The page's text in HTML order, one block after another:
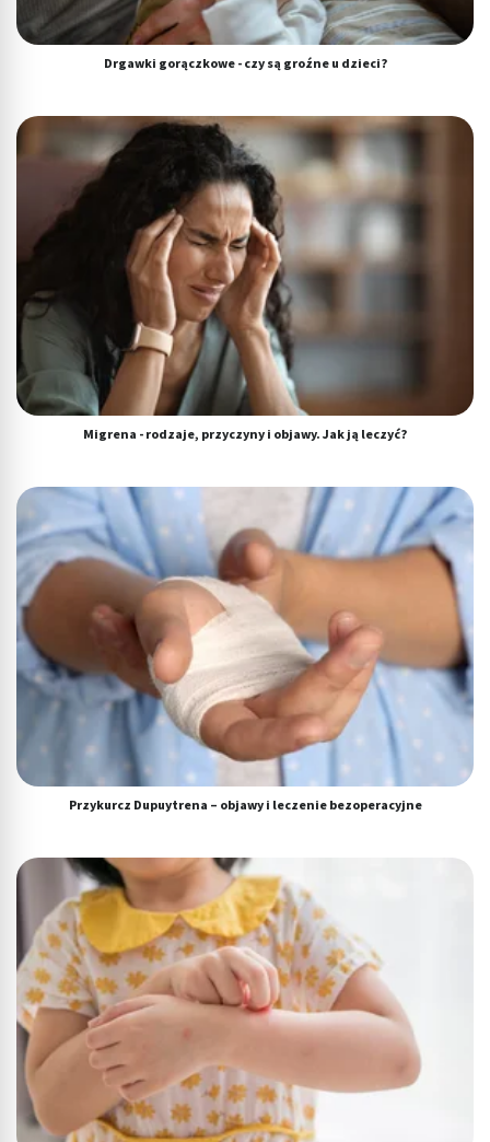
Drgawki gorączkowe - czy są groźne u dzieci?
Migrena - rodzaje, przyczyny i objawy. Jak ją leczyć?
Przykurcz Dupuytrena – objawy i leczenie bezoperacyjne